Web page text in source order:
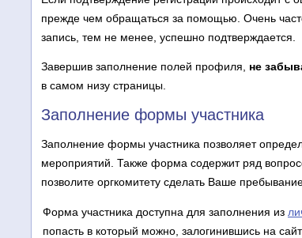
прежде чем обращаться за помощью. Очень
запись, тем не менее, успешно подтверждается.
Завершив заполнение полей профиля, не
в самом низу страницы.
Заполнение формы участника
Заполнение формы участника позволяет
мероприятий. Также форма содержит ряд
позволите оргкомитету сделать Ваше
Форма участника доступна для заполнения из
попасть в который можно, залогинившись на